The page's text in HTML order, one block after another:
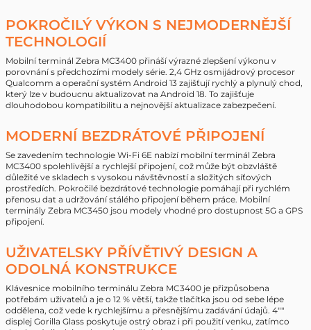
POKROČILÝ VÝKON S NEJMODERNĚJŠÍ
TECHNOLOGIÍ
Mobilní terminál Zebra MC3400 přináší výrazné zlepšení výkonu v
porovnání s předchozími modely série. 2,4 GHz osmijádrový procesor
Qualcomm a operační systém Android 13 zajišťují rychlý a plynulý chod,
který lze v budoucnu aktualizovat na Android 18. To zajišťuje
dlouhodobou kompatibilitu a nejnovější aktualizace zabezpečení.
MODERNÍ BEZDRÁTOVÉ PŘIPOJENÍ
Se zavedením technologie Wi-Fi 6E nabízí mobilní terminál Zebra
MC3400 spolehlivější a rychlejší připojení, což může být obzvláště
důležité ve skladech s vysokou návštěvností a složitých síťových
prostředích. Pokročilé bezdrátové technologie pomáhají při rychlém
přenosu dat a udržování stálého připojení během práce. Mobilní
terminály Zebra MC3450 jsou modely vhodné pro dostupnost 5G a GPS
připojení.
UŽIVATELSKY PŘÍVĚTIVÝ DESIGN A
ODOLNÁ KONSTRUKCE
Klávesnice mobilního terminálu Zebra MC3400 je přizpůsobena
potřebám uživatelů a je o 12 % větší, takže tlačítka jsou od sebe lépe
oddělena, což vede k rychlejšímu a přesnějšímu zadávání údajů. 4""
displej Gorilla Glass poskytuje ostrý obraz i při použití venku, zatímco